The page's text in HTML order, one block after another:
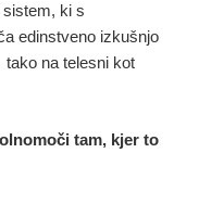
sistem, ki s
edinstveno izkušnjo
na telesni kot
tam, kjer to